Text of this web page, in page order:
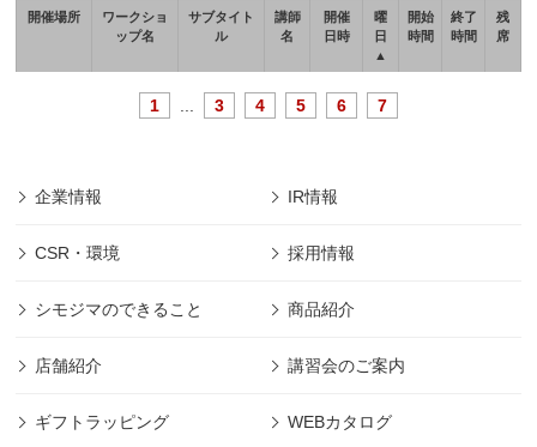
開催場所
ワークショ
ップ名
サブタイト
ル
講師
名
開催
日時
曜
日
▲
開始
時間
終了
時間
残
席
1 3 4 5 6 7
企業情報 IR情報
CSR・環境 採用情報
シモジマのできること 商品紹介
店舗紹介 講習会のご案内
ギフトラッピング WEBカタログ